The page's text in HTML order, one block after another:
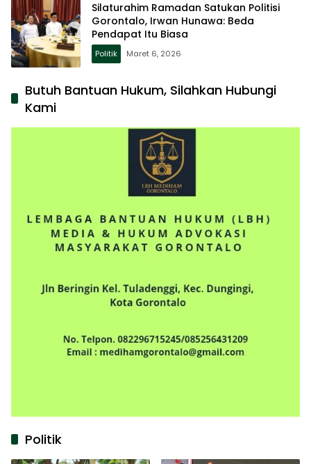
Silaturahim Ramadan Satukan Politisi
Gorontalo, Irwan Hunawa: Beda
Pendapat Itu Biasa
Politik Maret 6, 2026
Butuh Bantuan Hukum, Silahkan Hubungi
Kami
Politik